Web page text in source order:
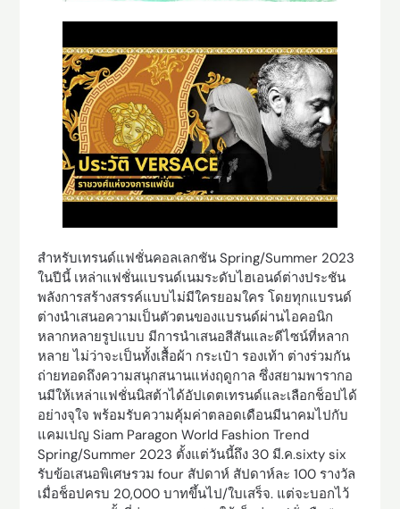
สำหรับเทรนด์แฟชั่นคอลเลกชัน Spring/Summer 2023
ในปีนี้ เหล่าแฟชั่นแบรนด์เนมระดับไฮเอนด์ต่างประชัน
พลังการสร้างสรรค์แบบไม่มีใครยอมใคร โดยทุกแบรนด์
ต่างนำเสนอความเป็นตัวตนของแบรนด์ผ่านไอคอนิก
หลากหลายรูปแบบ มีการนำเสนอสีสันและดีไซน์ที่หลาก
หลาย ไม่ว่าจะเป็นทั้งเสื้อผ้า กระเป๋า รองเท้า ต่างร่วมกัน
ถ่ายทอดถึงความสนุกสนานแห่งฤดูกาล ซึ่งสยามพารากอ
นมีให้เหล่าแฟชั่นนิสต้าได้อัปเดตเทรนด์และเลือกช็อปได้
อย่างจุใจ พร้อมรับความคุ้มค่าตลอดเดือนมีนาคมไปกับ
แคมเปญ Siam Paragon World Fashion Trend
Spring/Summer 2023 ตั้งแต่วันนี้ถึง 30 มี.ค.sixty six
รับข้อเสนอพิเศษรวม four สัปดาห์ สัปดาห์ละ 100 รางวัล
เมื่อช็อปครบ 20,000 บาทขึ้นไป/ใบเสร็จ. แต่จะบอกไว้